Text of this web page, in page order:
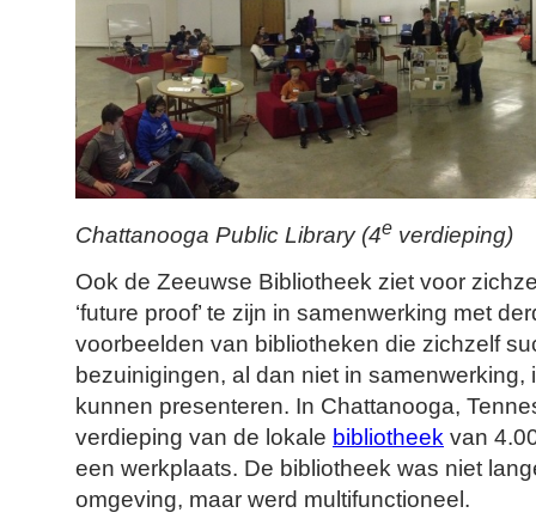
Chattanooga Public Library (4e verdieping)
Ook de Zeeuwse Bibliotheek ziet voor
‘future proof’ te zijn in samenwerking met
voorbeelden van bibliotheken die zichzelf
bezuinigingen, al dan niet in samenwerking,
kunnen presenteren. In Chattanooga,
verdieping van de lokale bibliotheek van
een werkplaats. De bibliotheek was niet
omgeving, maar werd multifunctioneel.